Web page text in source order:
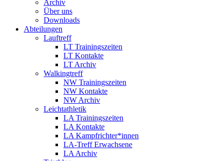
Archiv
Über uns
Downloads
Abteilungen
Lauftreff
LT Trainingszeiten
LT Kontakte
LT Archiv
Walkingtreff
NW Trainingszeiten
NW Kontakte
NW Archiv
Leichtathletik
LA Trainingszeiten
LA Kontakte
LA Kampfrichter*innen
LA-Treff Erwachsene
LA Archiv